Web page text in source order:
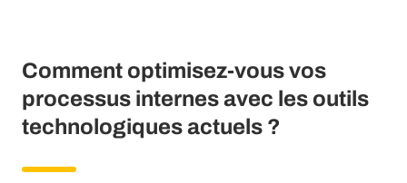
Comment optimisez-vous vos
processus internes avec les outils
technologiques actuels ?